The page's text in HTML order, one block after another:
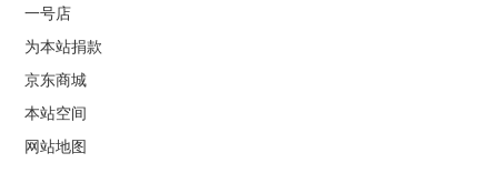
一号店
为本站捐款
京东商城
本站空间
网站地图